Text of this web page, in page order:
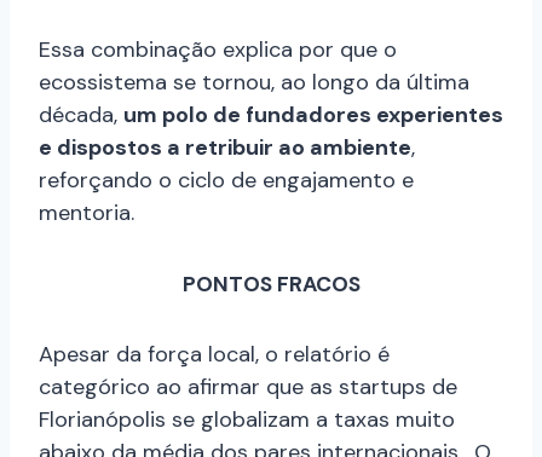
Essa combinação explica por que o
ecossistema se tornou, ao longo da última
década, um polo de fundadores experientes
e dispostos a retribuir ao ambiente,
reforçando o ciclo de engajamento e
mentoria.
PONTOS FRACOS
Apesar da força local, o relatório é
categórico ao afirmar que as startups de
Florianópolis se globalizam a taxas muito